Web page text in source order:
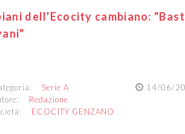
dell'Ecocity cambiano:
14/06/
Serie A
Redazione
ECOCITY GENZANO